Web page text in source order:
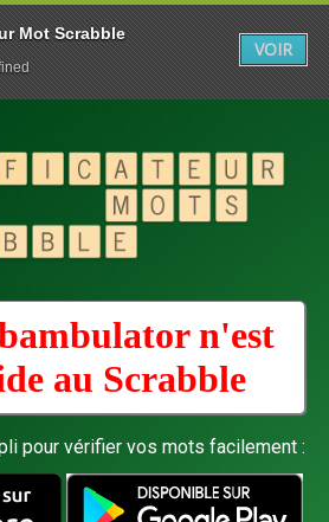
n'est
au Scrabble
pour vérifier vos mots facilement :
Mot Scrabble
VOIR